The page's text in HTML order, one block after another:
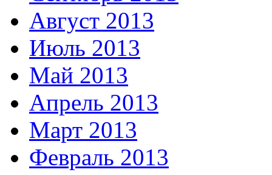
Август 2013
Июль 2013
Май 2013
Апрель 2013
Март 2013
Февраль 2013